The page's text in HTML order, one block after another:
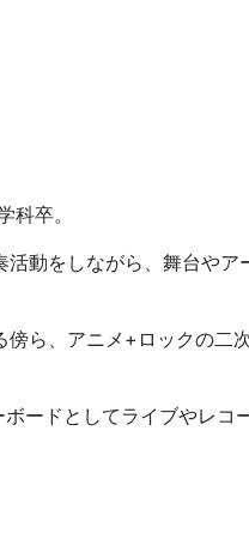
科卒。
動をしながら、舞台やア
ら、アニメ+ロックの二
ードとしてライブやレコ